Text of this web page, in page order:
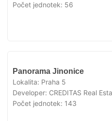
Počet jednotek: 56
Panorama Jinonice
Lokalita: Praha 5
Developer: CREDITAS Real
Počet jednotek: 143